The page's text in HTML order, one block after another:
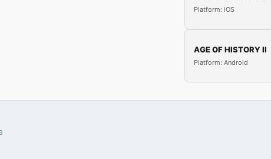
Platform: iOS
AGE OF HISTORY II
Platform: Android